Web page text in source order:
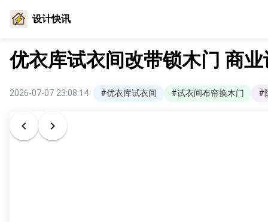
设计快讯
优衣库试衣间改带锁木门 商
2026-07-07 23:08:14 #优衣库试衣间 #试衣间布帘换木门 #